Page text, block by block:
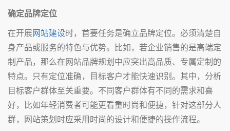
确定品牌定位
在开展网站建设时，首要任务是确立品牌定位。必须清楚自
身产品或服务的特色与优势。比如，若企业销售的是高端定
制产品，那么在网站品牌规划中应突出高品质、专属定制的
特点。只有定位准确，目标客户才能快速识别。其中，分析
目标客户群体至关重要。不同客户群体有不同的需求和喜
好，比如年轻消费者可能更看重时尚和便捷，针对这部分人
群，网站策划时应采用时尚的设计和便捷的操作流程。